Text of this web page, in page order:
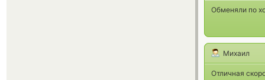
Обменяли по
Михаил
Отличная